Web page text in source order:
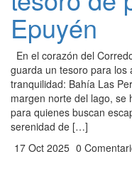
Epuyén
En el corazón del
guarda un tesoro para los
tranquilidad: Bahía Las
margen norte del lago, se
para quienes buscan
serenidad de […]
17 Oct 2025 0